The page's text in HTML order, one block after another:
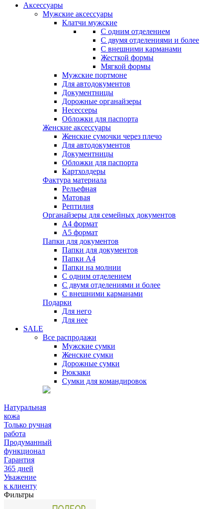
Аксессуары
Мужские аксессуары
Клатчи мужские
С одним отделением
С двумя отделениями и более
С внешними карманами
Жесткой формы
Мягкой формы
Мужские портмоне
Для автодокументов
Документницы
Дорожные органайзеры
Несессеры
Обложки для паспорта
Женские аксессуары
Женские сумочки через плечо
Для автодокументов
Документницы
Обложки для паспорта
Картхолдеры
Фактура материала
Рельефная
Матовая
Рептилия
Органайзеры для семейных документов
А4 формат
А5 формат
Папки для документов
Папки для документов
Папки А4
Папки на молнии
С одним отделением
С двумя отделениями и более
С внешними карманами
Подарки
Для него
Для нее
SALE
Все распродажи
Мужские сумки
Женские сумки
Дорожные сумки
Рюкзаки
Сумки для командировок
Натуральная
кожа
Только ручная
работа
Продуманный
функционал
Гарантия
365 дней
Уважение
к клиенту
Фильтры